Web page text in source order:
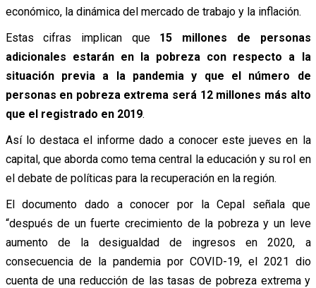
económico, la dinámica del mercado de trabajo y la inflación.
Estas cifras implican que 15 millones de personas
adicionales estarán en la pobreza con respecto a la
situación previa a la pandemia y que el número de
personas en pobreza extrema será 12 millones más alto
que el registrado en 2019.
Así lo destaca el informe dado a conocer este jueves en la
capital, que aborda como tema central la educación y su rol en
el debate de políticas para la recuperación en la región.
El documento dado a conocer por la Cepal señala que
“después de un fuerte crecimiento de la pobreza y un leve
aumento de la desigualdad de ingresos en 2020, a
consecuencia de la pandemia por COVID-19, el 2021 dio
cuenta de una reducción de las tasas de pobreza extrema y